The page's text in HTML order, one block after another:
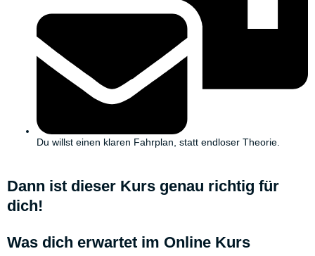
Du willst einen klaren Fahrplan, statt endloser Theorie.
Dann ist dieser Kurs genau richtig für
dich!
Was dich erwartet im Online Kurs